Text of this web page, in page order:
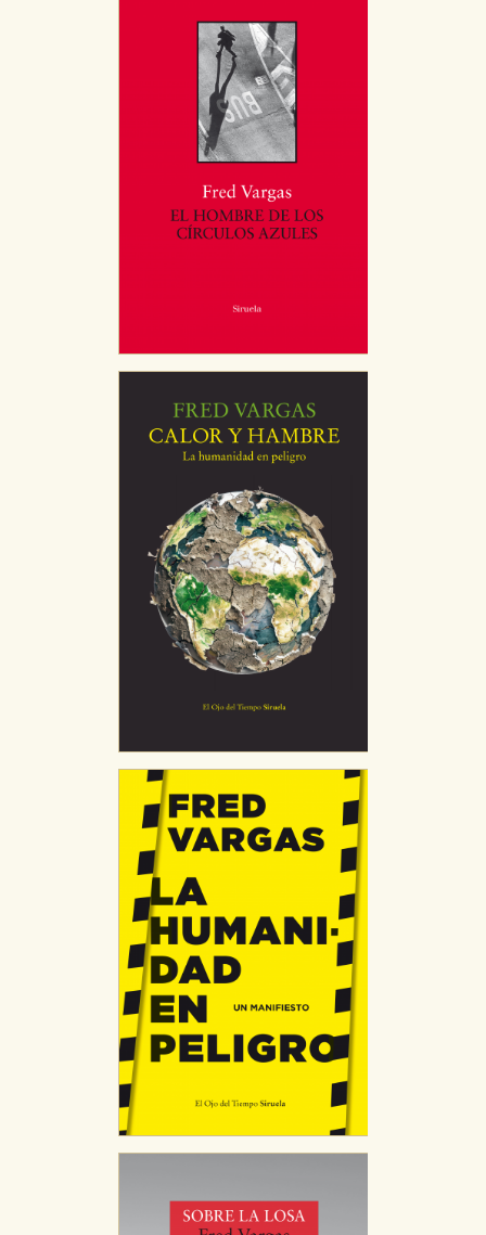
CONFIGURACIÓN DE COOKIES
HABILITAR TODO RECHAZAR TODO
Estas cookies son necesarias para que nuestro sitio
web funcione y no es posible deshabilitarlas desde